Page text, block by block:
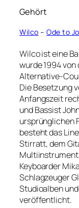
Gehört
Wilco – Ode to
Wilco ist eine
wurde 1994
Alternative-
Die Besetzung
Anfangszeit
und Bassist
ursprünglichen
besteht das
Stirratt, dem
Keyboarder
Schlagzeuger
Studioalben
veröffentlicht.